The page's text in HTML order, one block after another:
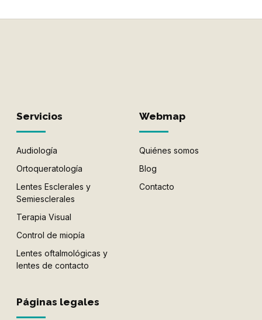
Servicios
Audiología
Ortoqueratología
Lentes Esclerales y
Semiesclerales
Terapia Visual
Control de miopía
Lentes oftalmológicas y
lentes de contacto
Webmap
Quiénes somos
Blog
Contacto
Páginas legales